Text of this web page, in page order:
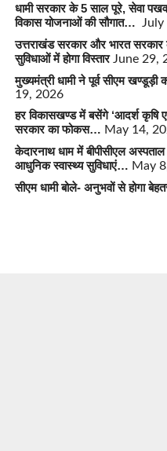
धामी सरकार के 5 साल पूरे, सेवा
विकास योजनाओं की सौगात…
उत्तराखंड सरकार और भारत सरकार
सुविधाओं में होगा विस्तार June 29,
मुख्यमंत्री धामी ने पूर्व सीएम खण्डूड़ी
19, 2026
हर विकासखण्ड में बसेंगे ‘आदर्श कृषि
सरकार का फोकस… May 14,
केदारनाथ धाम में बीपीसीएल
आधुनिक स्वास्थ्य सुविधाएं… May
सीएम धामी बोले- अनुभवों से होगा